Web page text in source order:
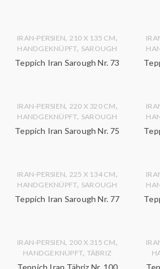
IRAN-PERSIEN, 210 X 135 CM,
HANDGEKNÜPFT, SAROUGH
Teppich Iran Sarough Nr. 73
IRAN-PERSIEN, 220 X 320 CM,
HANDGEKNÜPFT, SAROUGH
Teppich Iran Sarough Nr. 75
IRAN-PERSIEN, 225 X 134 CM,
HANDGEKNÜPFT, SAROUGH
Teppich Iran Sarough Nr. 77
IRAN-PERSIEN, 200 X 315 CM,
HANDGEKNÜPFT, TÄBRIZ
Teppich Iran Täbriz Nr. 100